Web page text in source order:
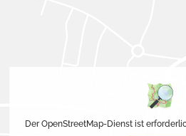
Der OpenStreetMap-Dienst ist